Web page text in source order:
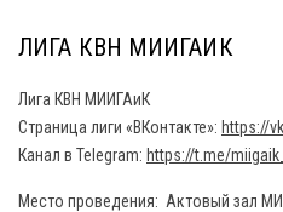
ЛИГА КВН МИИГАИК
Лига КВН МИИГАиК
Страница лиги «ВКонтакте»: https://
Канал в Telegram: https://t.me/
Место проведения: Актовый зал